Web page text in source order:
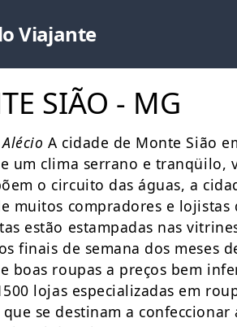
Viajante
SIÃO - MG
A cidade de Monte Sião
um clima serrano e tranqüilo,
o circuito das águas, a
muitos compradores e
estão estampadas nas
finais de semana dos meses
boas roupas a preços bem
lojas especializadas em
que se destinam a